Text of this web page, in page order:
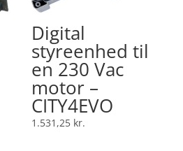
Digital
styreenhed til
en 230 Vac
motor –
CITY4EVO
1.531,25 kr.